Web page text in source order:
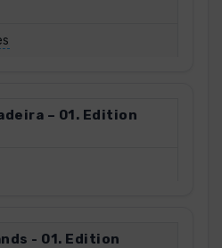
– 01. Edition
- 01. Edition